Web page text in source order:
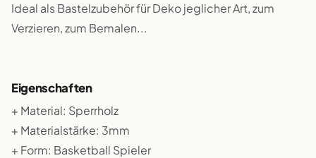
Ideal als Bastelzubehör für Deko jeglicher Art, zum
Verzieren, zum Bemalen...
Eigenschaften
+ Material: Sperrholz
+ Materialstärke: 3mm
+ Form: Basketball Spieler